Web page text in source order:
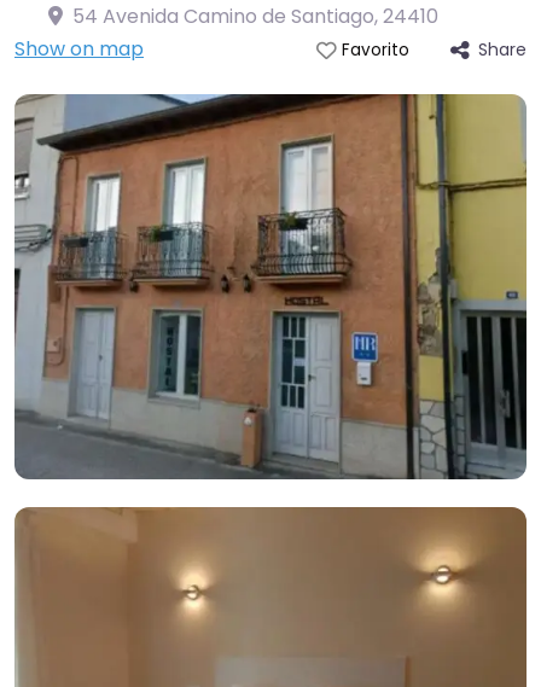
54 Avenida Camino de Santiago,24410
Show on map
Favorito Share